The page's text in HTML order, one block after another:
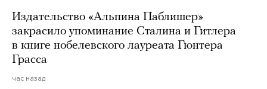
Издательство «Альпина Паблишер»
закрасило упоминание Сталина и Гитлера
в книге нобелевского лауреата Гюнтера
Грасса
час назад